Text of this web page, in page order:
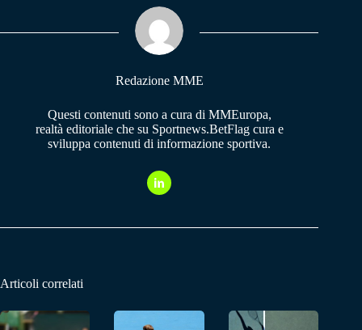
pp m
Redazione MME
Questi contenuti sono a cura di MMEuropa,
realtà editoriale che su Sportnews.BetFlag cura e
sviluppa contenuti di informazione sportiva.
Articoli correlati